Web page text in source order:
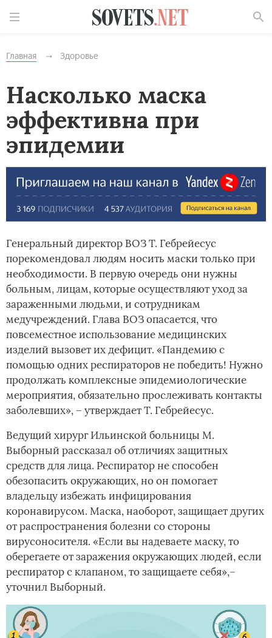
Главная Здоровье
Насколько маска
эффективна при
эпидемии
Генеральный директор ВОЗ Т. Гебрейесус
порекомендовал людям носить маски только при
необходимости. В первую очередь они нужны
больным, лицам, которые осуществляют уход за
зараженными людьми, и сотрудникам
медучреждений. Глава ВОЗ опасается, что
повсеместное использование медицинских
изделий вызовет их дефицит. «Пандемию с
помощью одних респираторов не победить! Нужно
продолжать комплексные эпидемиологические
мероприятия, обязательно прослеживать контакты
заболевших», – утверждает Т. Гебрейесус.
Ведущий хирург Ильинской больницы М.
Выборный рассказал об отличиях защитных
средств для лица. Респиратор не способен
обезопасить окружающих, но он помогает
владельцу избежать инфицирования
коронавирусом. Маска, наоборот, защищает других
от распространения болезни со стороны
вирусоносителя. «Если вы надеваете маску, то
оберегаете от заражения окружающих людей, если
респиратор с клапаном, то защищаете себя»,–
уточнил Выборный.